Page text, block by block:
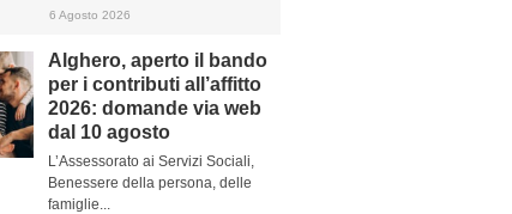
6 Agosto 2026
Alghero, aperto il bando
per i contributi all’affitto
2026: domande via web
dal 10 agosto
L’Assessorato ai Servizi Sociali,
Benessere della persona, delle
famiglie...